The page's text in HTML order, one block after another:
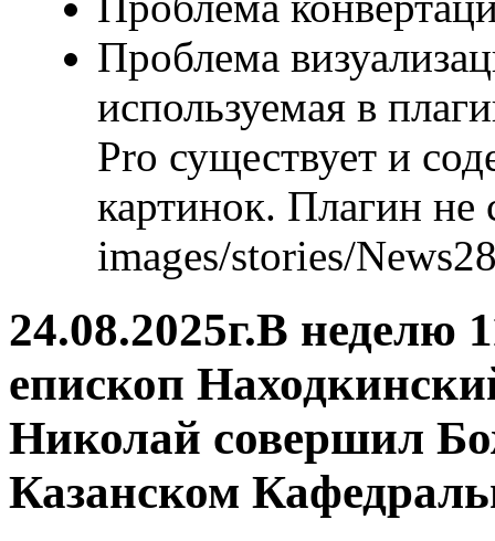
Проблема
используемая в
Pro существует и
картинок. Плагин не
images/stories/
24.08.2025г.В неделю
епископ
Николай совершил
Казанском